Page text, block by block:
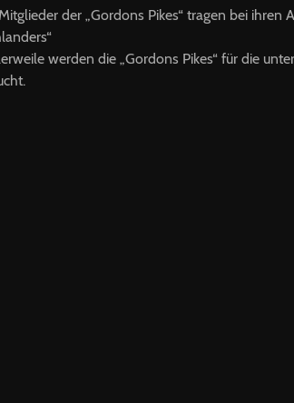
der „Gordons Pikes“ tragen bei
werden die „Gordons Pikes“ für die